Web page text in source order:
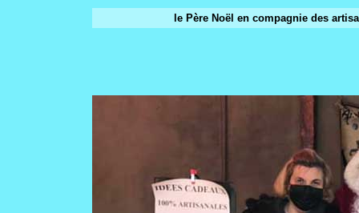
le Père Noël en compagnie des